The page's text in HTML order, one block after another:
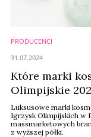
PRODUCENCI
Które marki
Olimpijskie
Luksusowe marki
Igrzysk Olimpijskich w
massmarketowych
z wyższej półki.
31.07.2024